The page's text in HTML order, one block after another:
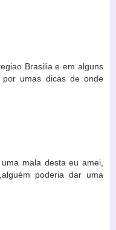
Brasilia e em alguns
umas dicas de onde
mala desta eu amei,
poderia dar uma